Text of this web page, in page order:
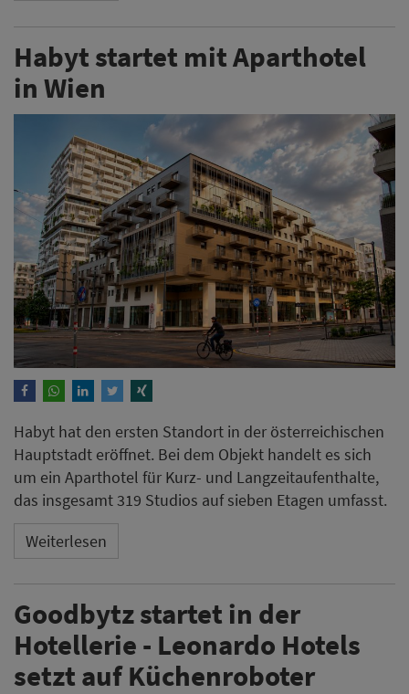
Habyt startet mit Aparthotel
in Wien
Habyt hat den ersten Standort in der österreichischen
Hauptstadt eröffnet. Bei dem Objekt handelt es sich
um ein Aparthotel für Kurz- und Langzeitaufenthalte,
das insgesamt 319 Studios auf sieben Etagen umfasst.
Weiterlesen
Goodbytz startet in der
Hotellerie - Leonardo Hotels
setzt auf Küchenroboter